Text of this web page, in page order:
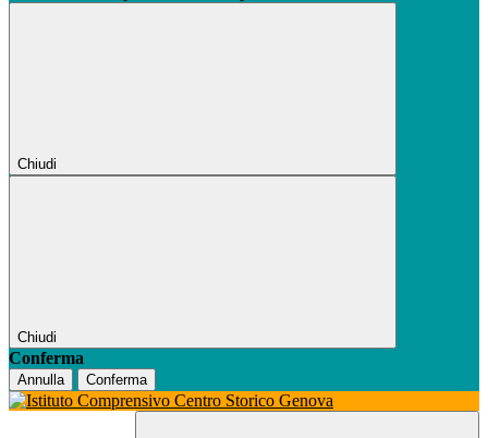
Chiudi
Chiudi
Conferma
Annulla Conferma